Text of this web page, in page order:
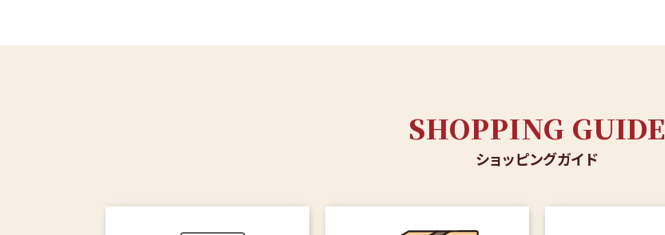
SHOPPING GUIDE
ショッピングガイド